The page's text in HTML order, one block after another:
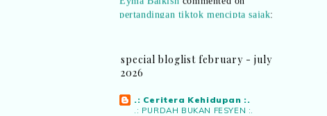
“Menarik..tapi lama tak mengarang
NAcommented onpertandingan tiktok
mencipta sajak
di TikTok.”
special bloglist february - july
2026
.: Ceritera Kehidupan :.
.: PURDAH BUKAN FESYEN :.